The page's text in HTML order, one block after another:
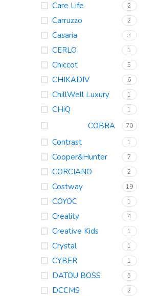
Care Life 2
Carruzzo 2
Casaria 3
CERLO 1
Chiccot 5
CHIKADIV 6
ChillWell Luxury 1
CHiQ 1
COBRA 70
Contrast 1
Cooper&Hunter 7
CORCIANO 2
Costway 19
COYOC 1
Creality 4
Creative Kids 1
Crystal 1
CYBER 1
DATOU BOSS 5
DCCMS 2